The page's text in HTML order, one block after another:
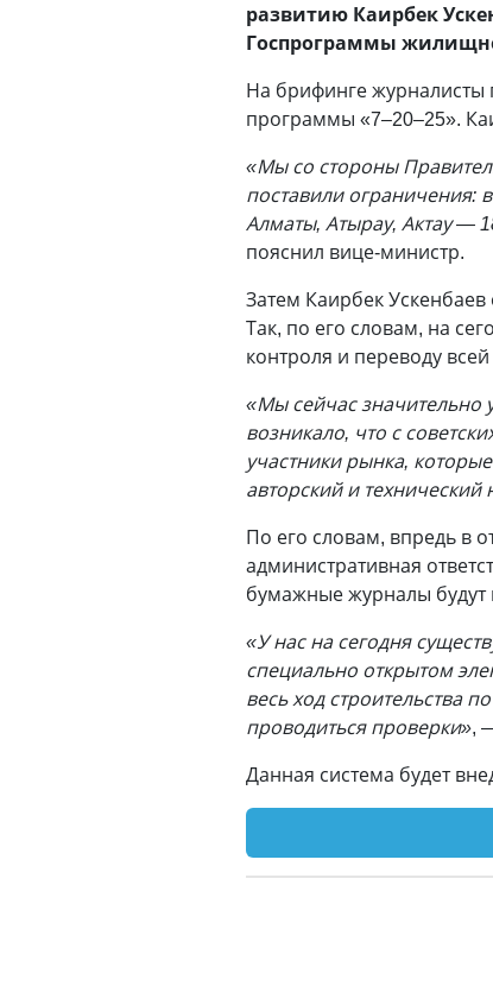
развитию Каирбек
Госпрограммы
На брифинге журналисты
программы «7–20–25».
«Мы со стороны
поставили ограничения:
Алматы, Атырау, Актау —
пояснил вице-министр.
Затем Каирбек
Так, по его словам, на
контроля и переводу
«Мы сейчас значительно
возникало, что с
участники рынка,
авторский и технический
По его словам, впредь в
административная
бумажные журналы будут
«У нас на сегодня
специально открытом
весь ход строительства
проводиться проверки»,
Данная система будет